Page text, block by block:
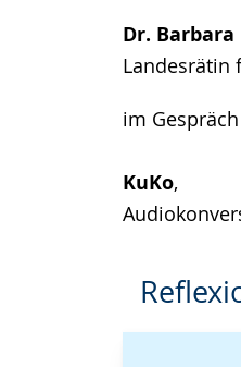
Dr.
Landesrätin
im
KuKo,
wechseln.
Deutscher
angezeigt.